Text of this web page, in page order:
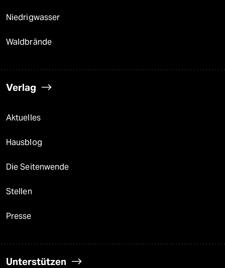
Niedrigwasser
Waldbrände
Verlag
Aktuelles
Hausblog
Die Seitenwende
Stellen
Presse
Unterstützen